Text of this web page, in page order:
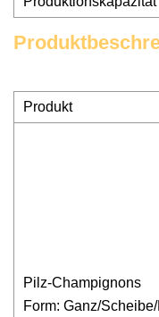
Produkt
Pilz-Champignons
Form: Ganz/